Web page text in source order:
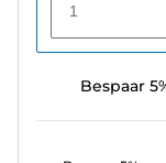
1
Bespaar